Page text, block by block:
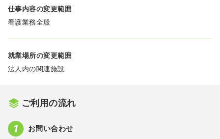
仕事内容の変更範囲
看護業務全般
就業場所の変更範囲
法人内の関連施設
ご利用の流れ
お問い合わせ